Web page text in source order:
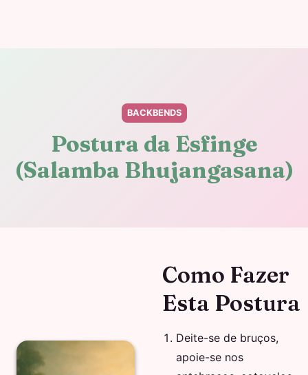
BACKBENDS
Postura da Esfinge
(Salamba Bhujangasana)
Como Fazer
Esta Postura
Deite-se de bruços,
apoie-se nos